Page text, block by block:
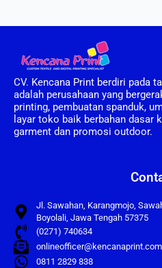
CV. Kencana Print berdiri pada
adalah perusahaan yang
printing, pembuatan spanduk,
layar toko baik berbahan dasar
garment dan promosi outdoor.
Jl. Sawahan, Karangmojo,
Boyolali, Jawa Tengah 57375
(0271) 740634
onlineofficer@kencanaprint.com
0811 2829 838